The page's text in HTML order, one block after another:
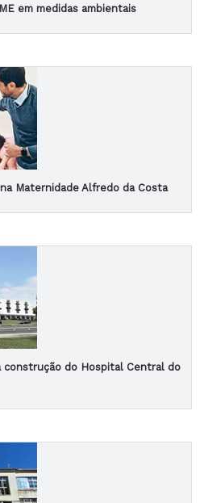
em medidas ambientais
Maternidade Alfredo da Costa
construção do Hospital Central do